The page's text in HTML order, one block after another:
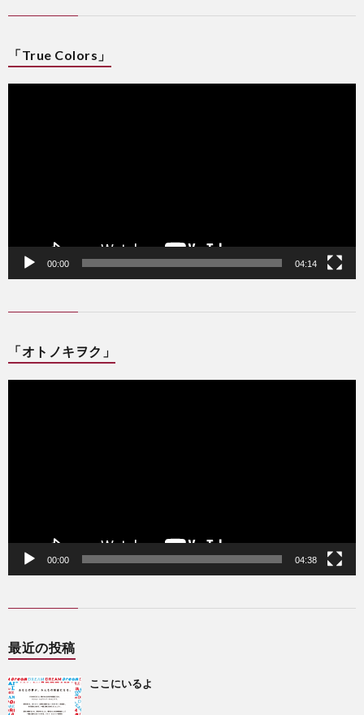
「True Colors」
動
00:00 04:14
「オトノキヲク」
動
00:00 04:38
最近の投稿
ここにいるよ